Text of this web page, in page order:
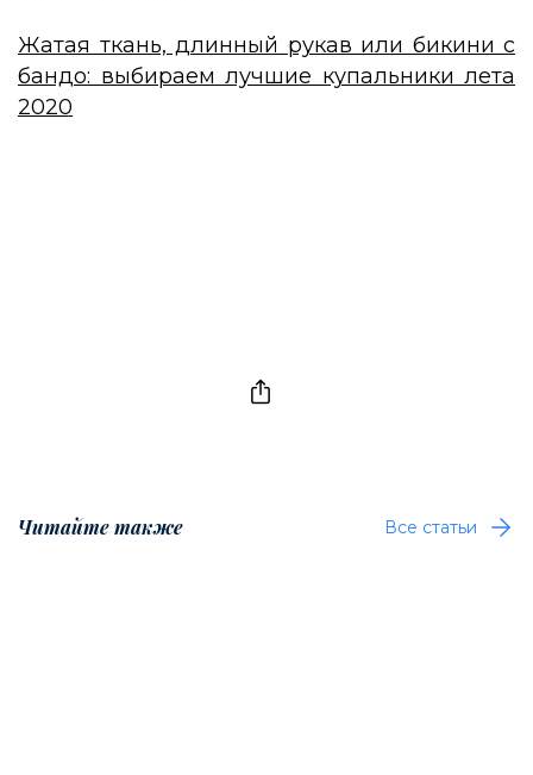
Жатая ткань, длинный рукав или бикини с
бандо: выбираем лучшие купальники лета
2020
Читайте также Все статьи